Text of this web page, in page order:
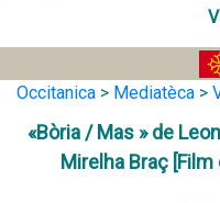
Occitanica > Mediatèca >
«Bòria / Mas » de
Mirelha Braç